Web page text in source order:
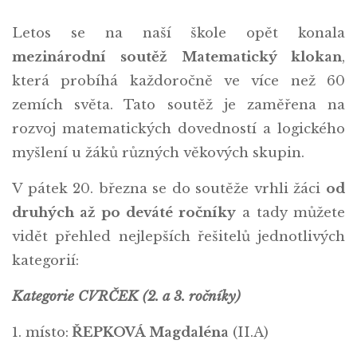
Letos se na naší škole opět konala
mezinárodní soutěž Matematický klokan,
která probíhá každoročně ve více než 60
zemích světa. Tato soutěž je zaměřena na
rozvoj matematických dovedností a logického
myšlení u žáků různých věkových skupin.
V pátek 20. března se do soutěže vrhli žáci od
druhých až po deváté ročníky a tady můžete
vidět přehled nejlepších řešitelů jednotlivých
kategorií:
Kategorie CVRČEK (2. a 3. ročníky)
1. místo: ŘEPKOVÁ Magdaléna (II.A)